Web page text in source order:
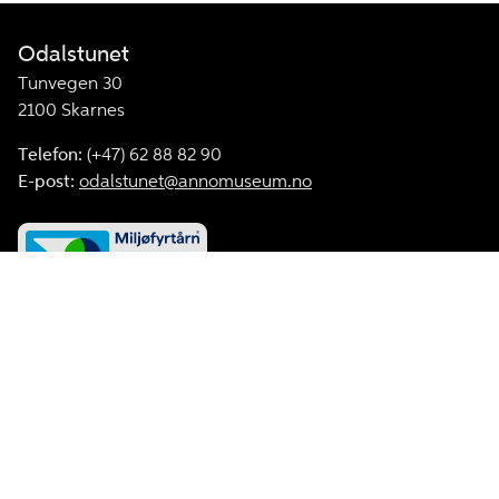
Odalstunet
Tunvegen 30
2100 Skarnes
Telefon: (+47) 62 88 82 90
E-post: odalstunet@annomuseum.no